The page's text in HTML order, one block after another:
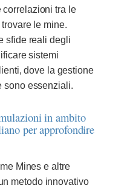
tra le
le mine.
sfide reali degli
sistemi
dove la gestione
sono essenziali.
in ambito
per approfondire
Mines e altre
metodo innovativo